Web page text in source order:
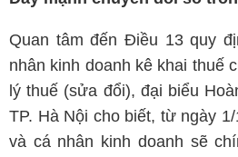
Quan tâm đến Điều 13 quy
nhân kinh doanh kê khai thuế
lý thuế (sửa đổi), đại biểu
TP. Hà Nội cho biết, từ ngày
và cá nhân kinh doanh sẽ